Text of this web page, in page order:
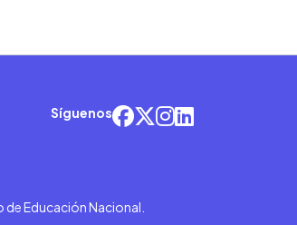
Síguenos
Educación Nacional.